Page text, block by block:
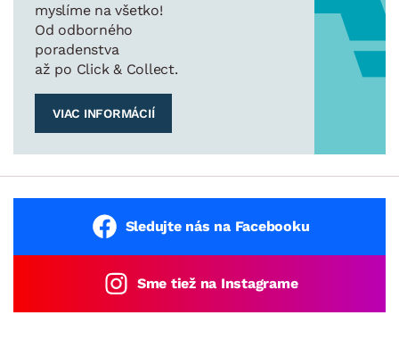
myslíme na všetko!
Od odborného
poradenstva
až po Click & Collect.
VIAC INFORMÁCIÍ
Sledujte nás na Facebooku
Sme tiež na Instagrame